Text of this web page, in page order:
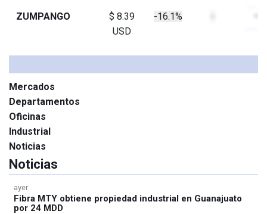
Mercados
Departamentos
Oficinas
Industrial
Noticias
ZUMPANGO
$ 8.39
USD
-16.1%
Noticias
ayer
Fibra MTY obtiene propiedad industrial en Guanajuato
por 24 MDD